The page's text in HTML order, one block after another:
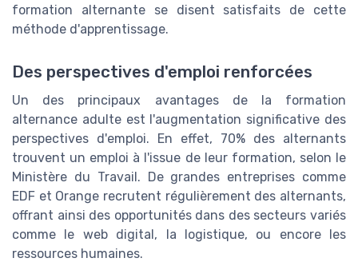
formation alternante se disent satisfaits de cette
méthode d'apprentissage.
Des perspectives d'emploi renforcées
Un des principaux avantages de la formation
alternance adulte est l'augmentation significative des
perspectives d'emploi. En effet, 70% des alternants
trouvent un emploi à l'issue de leur formation, selon le
Ministère du Travail. De grandes entreprises comme
EDF et Orange recrutent régulièrement des alternants,
offrant ainsi des opportunités dans des secteurs variés
comme le web digital, la logistique, ou encore les
ressources humaines.